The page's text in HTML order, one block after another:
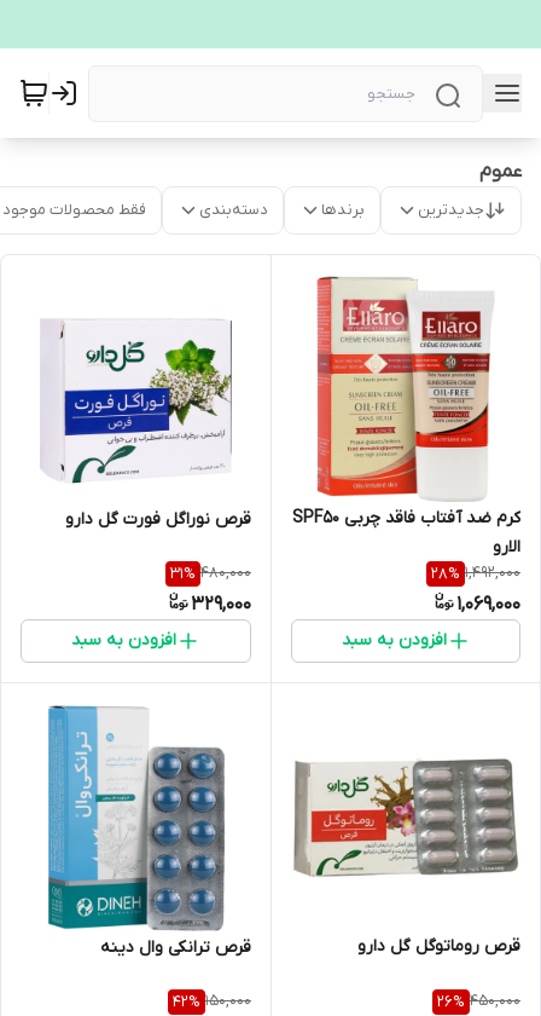
عموم
جدیدترین برندها دسته‌بندی فقط محصولات موجود
کرم ضد آفتاب فاقد چربی SPF50
الارو
1,492,000
28%
1,069,000
افزودن به سبد
قرص نوراگل فورت گل دارو
480,000
31%
329,000
افزودن به سبد
قرص روماتوگل گل دارو
450,000
26%
قرص ترانکی وال دینه
150,000
42%